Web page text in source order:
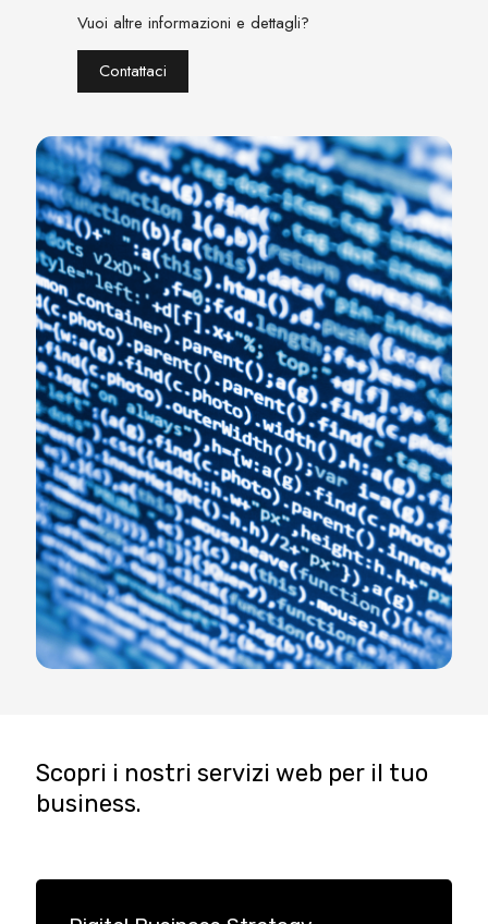
Vuoi altre informazioni e dettagli?
Contattaci
Scopri i nostri servizi web per il tuo
business.